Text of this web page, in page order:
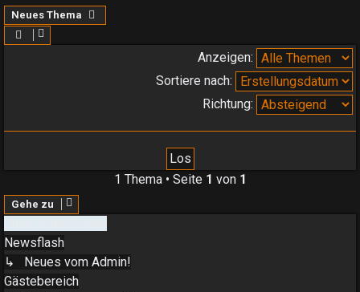
Neues Thema
Anzeigen:
Sortiere nach:
Richtung:
1 Thema • Seite 1 von 1
Gehe zu
Newsflash
↳ Neues vom Admin!
Gästebereich